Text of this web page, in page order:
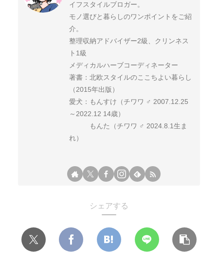
イフスタイルブロガー。
モノ選びと暮らしのワンポイントをご紹
介。
整理収納アドバイザー2級、クリンネス
ト1級
メディカルハーブコーディネーター
著書：北欧スタイルのここちよい暮らし
（2015年出版）
愛犬：もんすけ（チワワ ♂ 2007.12.25
～2022.12 14歳）
もんた（チワワ ♂ 2024.8.1生ま
れ）
シェアする